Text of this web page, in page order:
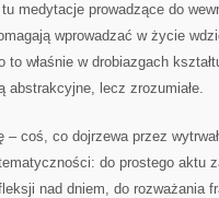
medytacje prowadzące do
wprowadzać w życie
to właśnie w drobiazgach
abstrakcyjne, lecz zrozumiałe.
– coś, co dojrzewa przez
do prostego aktu
nad dniem, do rozważania